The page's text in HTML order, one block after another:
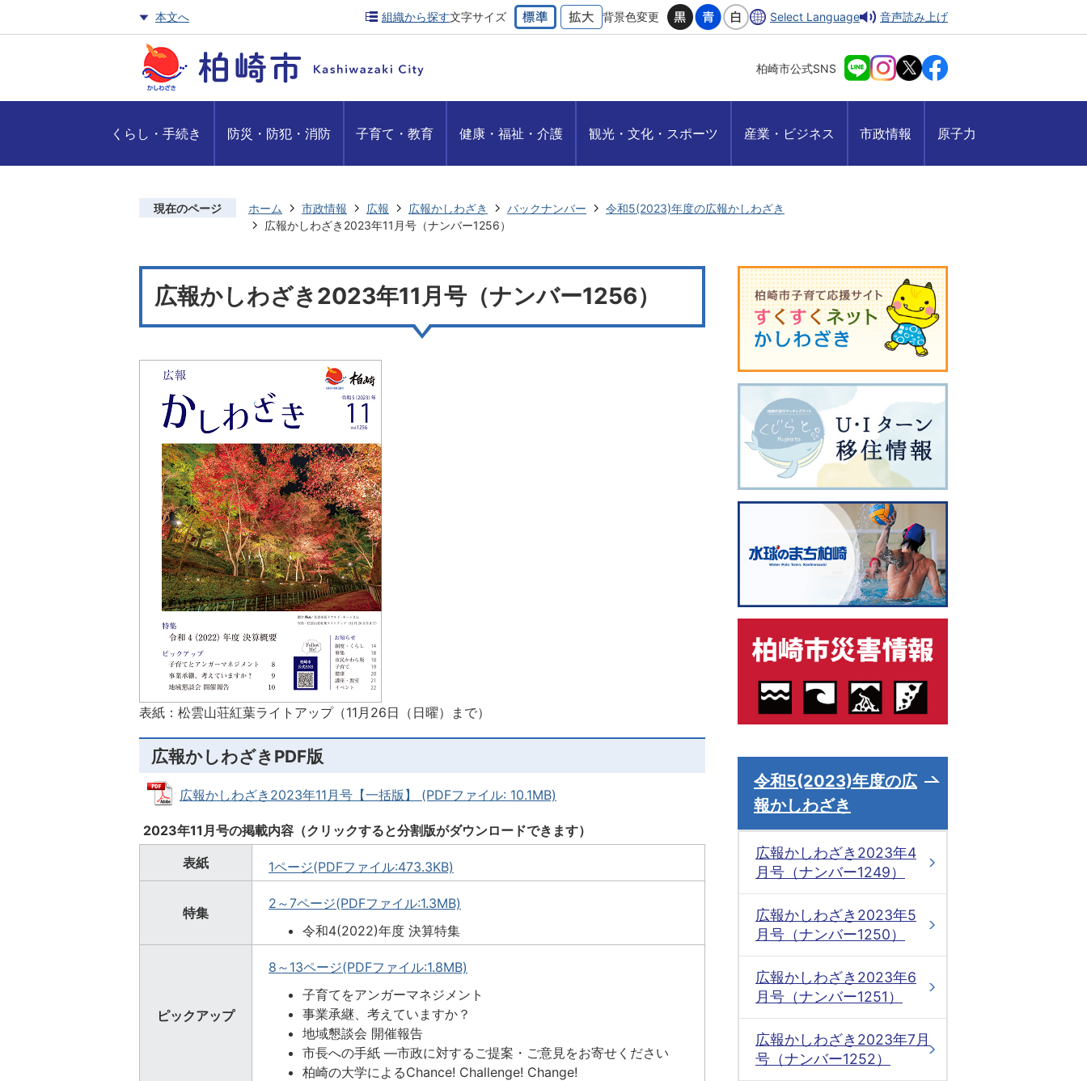
本文へ 組織から探す文字サイズ 背景色変更 Select Language 音声読み上げ
柏崎市公式SNS
くらし・手続き 防災・防犯・消防 子育て・教育 健康・福祉・介護 観光・文化・スポーツ 産業・ビジネス 市政情報 原子力
現在のページ ホーム 市政情報 広報 広報かしわざき バックナンバー
令和5(2023)年度の広報かしわざき
広報かしわざき2023年11月号（ナンバー1256）
広報かしわざき2023年11月号（ナンバー1256）
表紙：松雲山荘紅葉ライトアップ（11月26日（日曜）まで）
広報かしわざきPDF版
広報かしわざき2023年11月号【一括版】 (PDFファイル: 10.1MB)
2023年11月号の掲載内容（クリックすると分割版がダウンロードできます）
表紙
1ページ(PDFファイル:473.3KB)
特集
2～7ページ(PDFファイル:1.3MB)
令和4(2022)年度 決算特集
ピックアップ
8～13ページ(PDFファイル:1.8MB)
子育てをアンガーマネジメント
事業承継、考えていますか？
地域懇談会 開催報告
市長への手紙 ―市政に対するご提案・ご意見をお寄せください
柏崎の大学によるChance! Challenge! Change!
令和5(2023)年度の広
報かしわざき
広報かしわざき2023年4
月号（ナンバー1249）
広報かしわざき2023年5
月号（ナンバー1250）
広報かしわざき2023年6
月号（ナンバー1251）
広報かしわざき2023年7月
号（ナンバー1252）